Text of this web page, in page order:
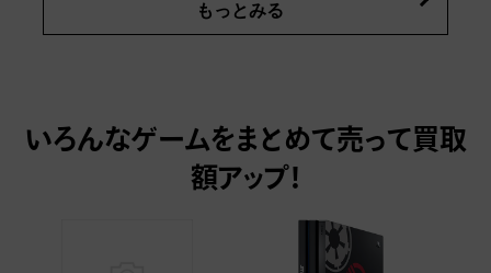
もっとみる
いろんなゲームをまとめて売って買取
額アップ！